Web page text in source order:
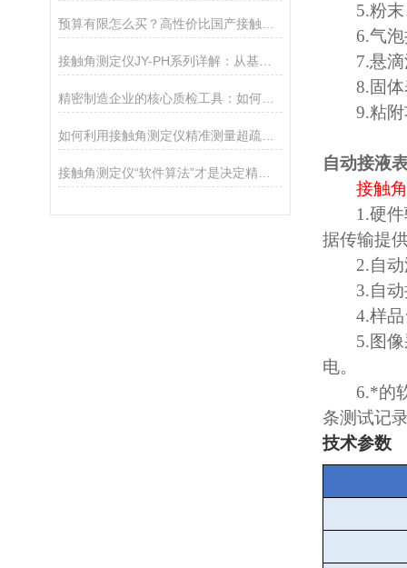
精密制造企业的核心质检工具：如何通过接触角控制产品质量
如何利用接触角测定仪精准测量超疏水材料（>150°）
接触角测定仪“软件算法”才是决定精度的灵魂
5.粉
6.气
7.悬
8.固
9.粘
自动接液
接触
1.硬
据传输提
2.自
3.自
4.样
5.图
电。
6.*的
条测试记
技术参数